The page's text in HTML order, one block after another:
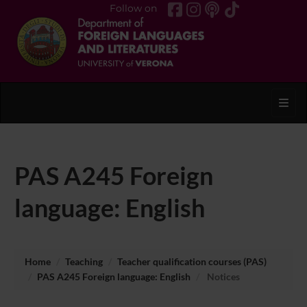
Follow on
PAS A245 Foreign
language: English
Home Teaching
Teacher qualification courses (PAS)
PAS A245 Foreign language: English
Notices